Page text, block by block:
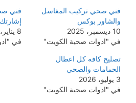
فني صحي تركيب المغاسل
والشاور بوكس
10 ديسمبر، 2025
في "ادوات صحية الكويت"
فني
إشارتك
8 يناير، 2026
في
تصليح كافه كل اعطال
الحمامات والصحي
3 يوليو، 2026
في "ادوات صحية الكويت"